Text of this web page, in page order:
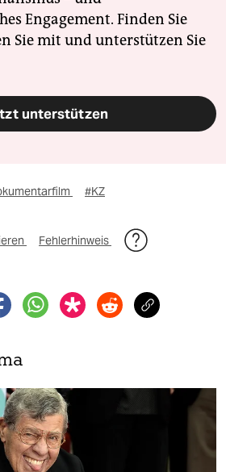
Engagement. Finden Sie
Sie mit und unterstützen Sie
unterstützen
#KZ
Fehlerhinweis